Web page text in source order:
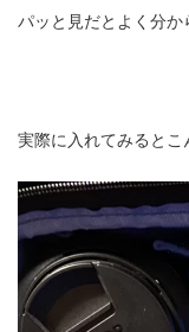
パッと見だとよく分か
実際に入れてみるとこ